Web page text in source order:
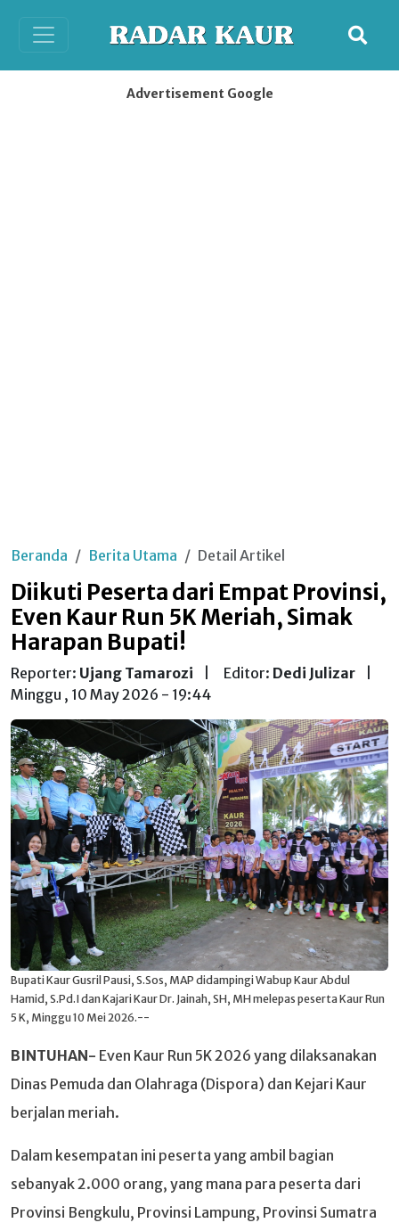
Advertisement Google
Beranda Berita Utama Detail Artikel
Diikuti Peserta dari Empat Provinsi,
Even Kaur Run 5K Meriah, Simak
Harapan Bupati!
Reporter: Ujang Tamarozi Editor: Dedi Julizar
Minggu , 10 May 2026 - 19:44
Bupati Kaur Gusril Pausi, S.Sos, MAP didampingi Wabup Kaur Abdul
Hamid, S.Pd.I dan Kajari Kaur Dr. Jainah, SH, MH melepas peserta Kaur Run
5 K, Minggu 10 Mei 2026.--
BINTUHAN- Even Kaur Run 5K 2026 yang dilaksanakan
Dinas Pemuda dan Olahraga (Dispora) dan Kejari Kaur
berjalan meriah.
Dalam kesempatan ini peserta yang ambil bagian
sebanyak 2.000 orang, yang mana para peserta dari
Provinsi Bengkulu, Provinsi Lampung, Provinsi Sumatra